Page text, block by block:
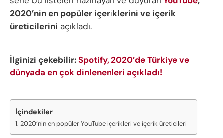
2020’nin en popüler içeriklerini ve içerik
üreticilerini açıkladı.
İlginizi çekebilir:Spotify, 2020’de Türkiye ve
dünyada en çok dinlenenleri açıkladı!
İçindekiler
2020’nin en popüler YouTube içerikleri ve içerik üreticileri